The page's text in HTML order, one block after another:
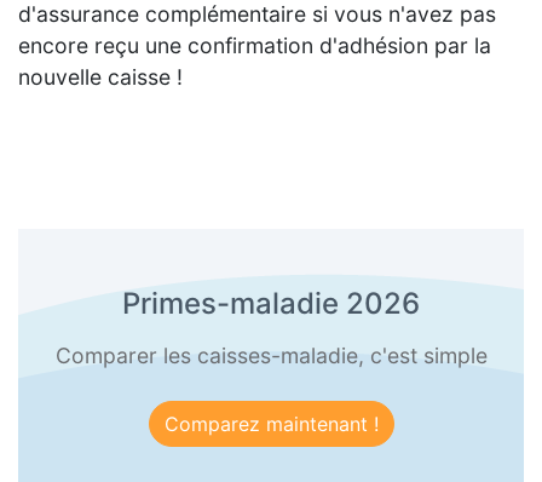
d'assurance complémentaire si vous n'avez pas
encore reçu une confirmation d'adhésion par la
nouvelle caisse !
Primes-maladie 2026
Comparer les caisses-maladie, c'est simple
Comparez maintenant !